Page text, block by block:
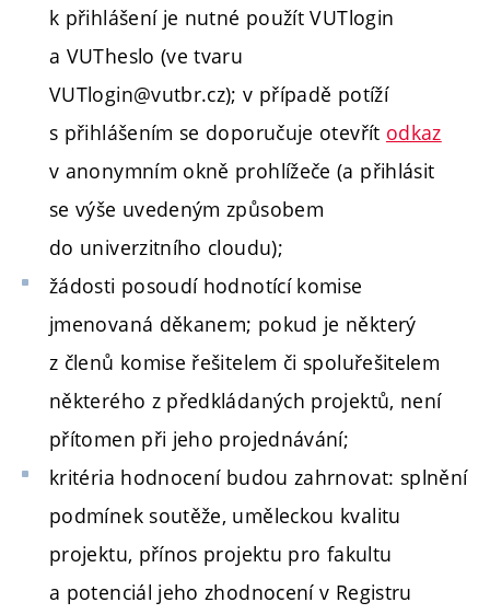
k přihlášení je nutné použít VUTlogin
a VUTheslo (ve tvaru
VUTlogin@vutbr.cz); v případě potíží
s přihlášením se doporučuje otevřít odkaz
v anonymním okně prohlížeče (a přihlásit
se výše uvedeným způsobem
do univerzitního cloudu);
žádosti posoudí hodnotící komise
jmenovaná děkanem; pokud je některý
z členů komise řešitelem či spoluřešitelem
některého z předkládaných projektů, není
přítomen při jeho projednávání;
kritéria hodnocení budou zahrnovat: splnění
podmínek soutěže, uměleckou kvalitu
projektu, přínos projektu pro fakultu
a potenciál jeho zhodnocení v Registru